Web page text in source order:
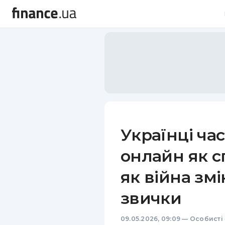
Українці
онлайн як
як війна
звички
09.05.2026, 09:09 — Особисті